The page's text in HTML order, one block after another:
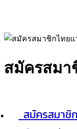
สมัครสมา
สมัครสมาชิก